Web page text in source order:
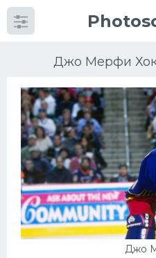
Джо Мерфи
Джо
КатегорииФото
Еще картинки...
Футбол